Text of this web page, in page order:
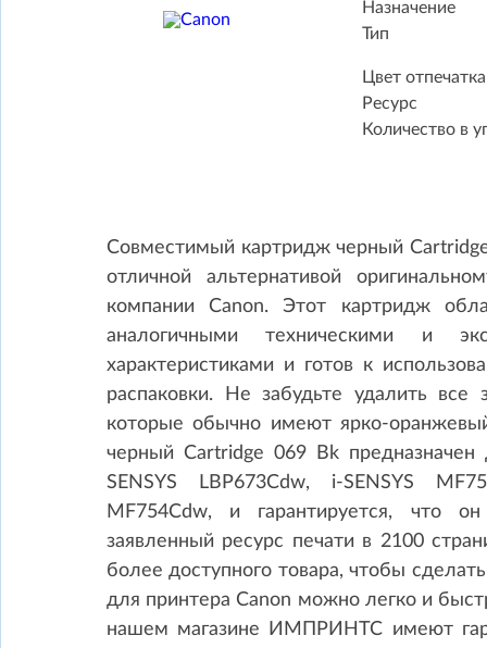
Назначение
Тип
Цвет отпечатка
Ресурс
Количество в
Совместимый картридж черный
отличной альтернативой
компании Canon. Этот картридж
аналогичными техническими и
характеристиками и готов к
распаковки. Не забудьте удалить все
которые обычно имеют ярко-
черный Cartridge 069 Bk предназначен
SENSYS LBP673Cdw, i-SENSYS
MF754Cdw, и гарантируется, что
заявленный ресурс печати в 2100
более доступного товара, чтобы
для принтера Canon можно легко и
нашем магазине ИМПРИНТС имеют